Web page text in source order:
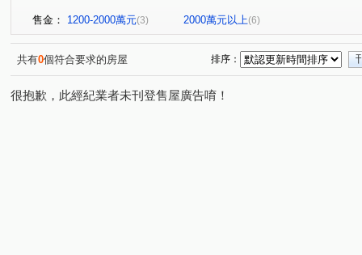
售金： 1200-2000萬元(3) 2000萬元以上(6)
共有0個符合要求的房屋 排序：
很抱歉，此經紀業者未刊登售屋廣告唷！